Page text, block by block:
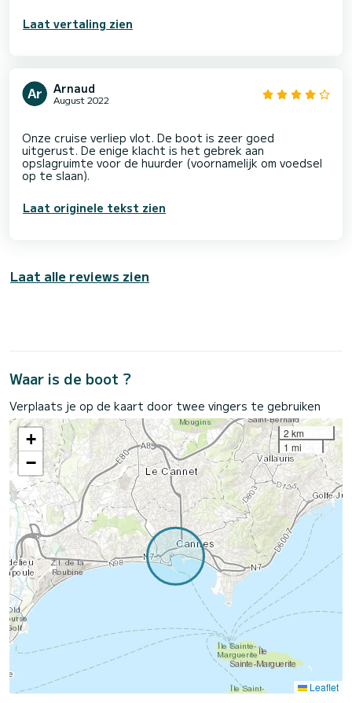
Laat vertaling zien
Arnaud
August 2022
Onze cruise verliep vlot. De boot is zeer goed
uitgerust. De enige klacht is het gebrek aan
opslagruimte voor de huurder (voornamelijk om voedsel
Laat originele tekst zien
Laat alle reviews zien
Waar is de boot ?
Verplaats je op de kaart door twee vingers te gebruiken
+
−
2 km
1 mi
Leaflet